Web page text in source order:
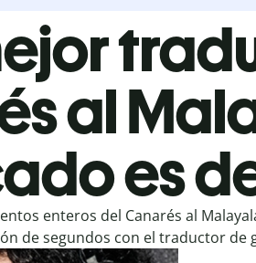
al
es
enteros del Canarés al
de segundos con el traductor de